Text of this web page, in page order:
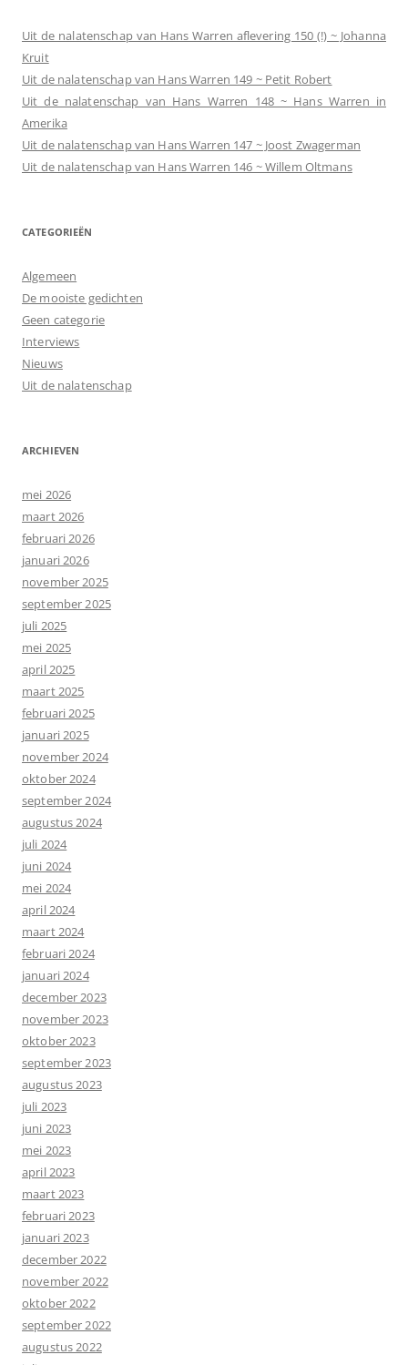
Uit de nalatenschap van Hans Warren aflevering 150 (!) ~ Johanna
Kruit
Uit de nalatenschap van Hans Warren 149 ~ Petit Robert
Uit de nalatenschap van Hans Warren 148 ~ Hans Warren in
Amerika
Uit de nalatenschap van Hans Warren 147 ~ Joost Zwagerman
Uit de nalatenschap van Hans Warren 146 ~ Willem Oltmans
CATEGORIEËN
Algemeen
De mooiste gedichten
Geen categorie
Interviews
Nieuws
Uit de nalatenschap
ARCHIEVEN
mei 2026
maart 2026
februari 2026
januari 2026
november 2025
september 2025
juli 2025
mei 2025
april 2025
maart 2025
februari 2025
januari 2025
november 2024
oktober 2024
september 2024
augustus 2024
juli 2024
juni 2024
mei 2024
april 2024
maart 2024
februari 2024
januari 2024
december 2023
november 2023
oktober 2023
september 2023
augustus 2023
juli 2023
juni 2023
mei 2023
april 2023
maart 2023
februari 2023
januari 2023
december 2022
november 2022
oktober 2022
september 2022
augustus 2022